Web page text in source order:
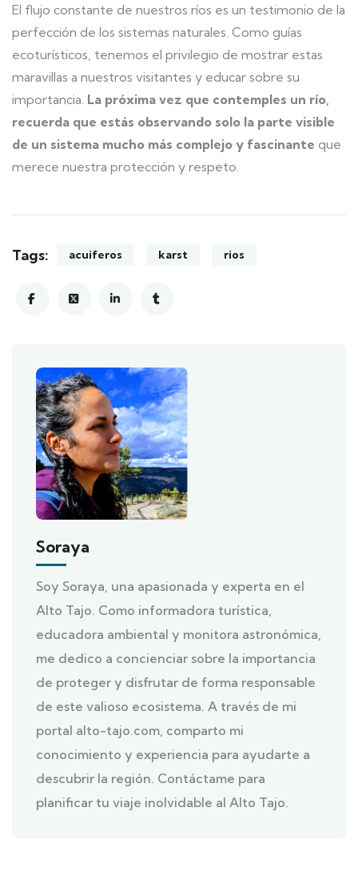
El flujo constante de nuestros ríos es un testimonio de la
perfección de los sistemas naturales. Como guías
ecoturísticos, tenemos el privilegio de mostrar estas
maravillas a nuestros visitantes y educar sobre su
importancia. La próxima vez que contemples un río,
recuerda que estás observando solo la parte visible
de un sistema mucho más complejo y fascinante que
merece nuestra protección y respeto.
Tags: acuiferos karst rios
Soraya
Soy Soraya, una apasionada y experta en el
Alto Tajo. Como informadora turística,
educadora ambiental y monitora astronómica,
me dedico a concienciar sobre la importancia
de proteger y disfrutar de forma responsable
de este valioso ecosistema. A través de mi
portal alto-tajo.com, comparto mi
conocimiento y experiencia para ayudarte a
descubrir la región. Contáctame para
planificar tu viaje inolvidable al Alto Tajo.